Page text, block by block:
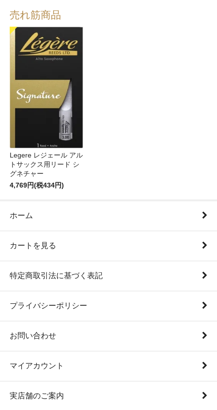
売れ筋商品
Legere レジェール アル
トサックス用リード シ
グネチャー
4,769円(税434円)
ホーム
カートを見る
特定商取引法に基づく表記
プライバシーポリシー
お問い合わせ
マイアカウント
実店舗のご案内